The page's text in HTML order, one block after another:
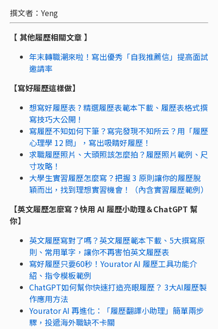
撰文者：Yeng
【 其他履歷相關文章 】
年末轉職潮來啦！寫出優秀「自我推薦信」提高面試
邀請率
【寫好履歷這樣做】
想寫好履歷表 ? 精選履歷表範本下載、履歷表格式撰
寫技巧大公開 !
寫履歷不知如何下筆？寫完發現不知所云？用「履歷
心理學 12 問」，寫出吸睛好履歷！
求職履歷照片、大頭照該怎麼拍？履歷照片範例、尺
寸攻略！
大學生實習履歷怎麼寫？把握 3 原則讓你的履歷脫
穎而出，找到理想實習機會！（內含實習履歷範例）
【英文履歷怎麼寫？快用 AI 履歷小助理＆ChatGPT 幫
你】
英文履歷寫對了嗎？英文履歷範本下載、5大撰寫原
則、常用單字，讓你不再害怕英文履歷表
寫好履歷只要60秒！Yourator AI 履歷工具功能介
紹、指令模板範例
ChatGPT如何幫你快速打造亮眼履歷？ 3大AI履歷製
作應用方法
Yourator AI 再進化：「履歷翻譯小助理」簡單兩步
驟，投遞海外職缺不卡關